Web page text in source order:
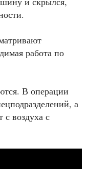
работа по
В операции
а
воздуха с